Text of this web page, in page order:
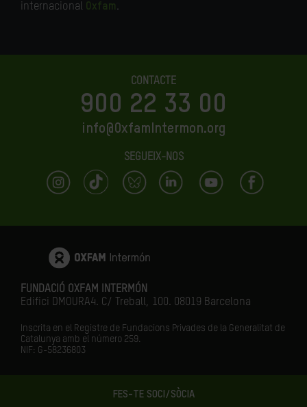
FES-TE SOCI/SÒCIA
internacional Oxfam.
CONTACTE
900 22 33 00
info@OxfamIntermon.org
SEGUEIX-NOS
FUNDACIÓ OXFAM INTERMÓN
Edifici DMOURA4. C/ Treball, 100. 08019 Barcelona
Inscrita en el Registre de Fundacions Privades de la Generalitat de
Catalunya amb el número 259.
NIF: G-58236803
LA IGUALTAT ÉS EL FUTUR